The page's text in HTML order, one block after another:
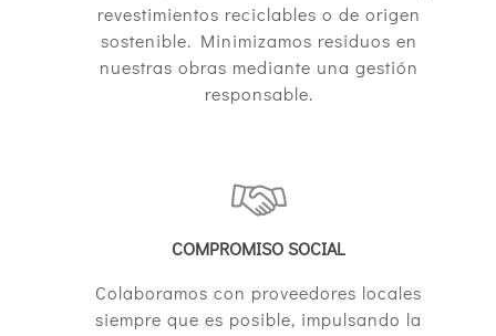
revestimientos reciclables o de origen
sostenible. Minimizamos residuos en
nuestras obras mediante una gestión
responsable.
COMPROMISO SOCIAL
Colaboramos con proveedores locales
siempre que es posible, impulsando la